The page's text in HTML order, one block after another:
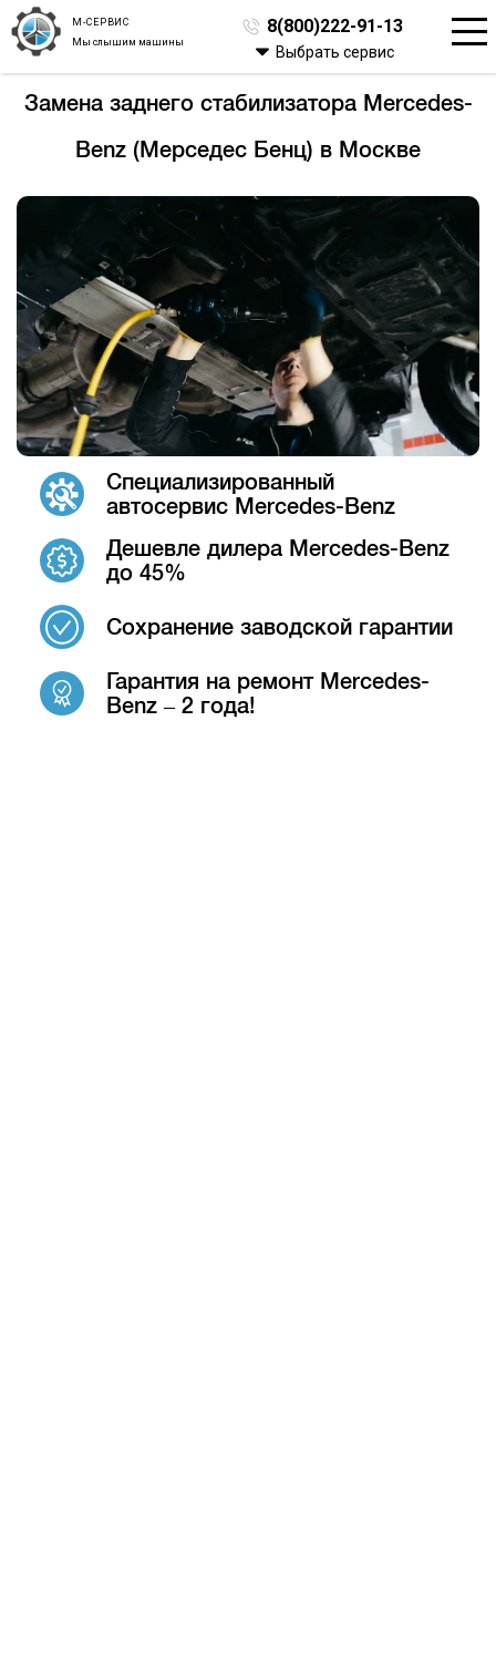
М-СЕРВИС
Мы слышим машины
8(800)222-91-13
Выбрать сервис
Замена заднего стабилизатора Mercedes-
Benz (Мерседес Бенц) в Москве
Специализированный
автосервис Mercedes-Benz
Дешевле дилера Mercedes-Benz
до 45%
Сохранение заводской гарантии
Гарантия на ремонт Mercedes-
Benz – 2 года!